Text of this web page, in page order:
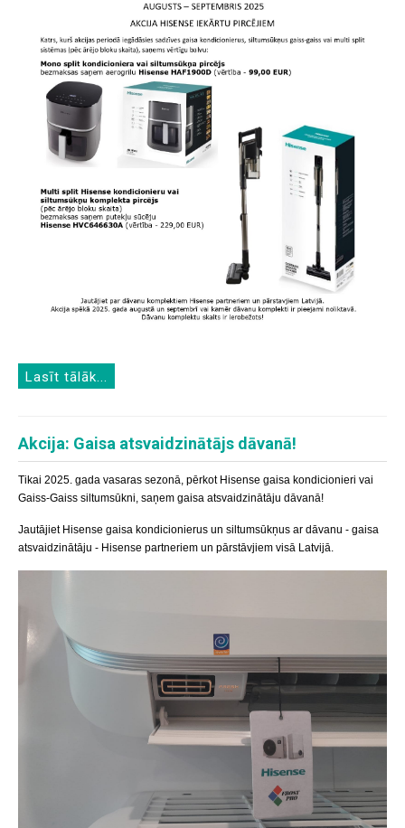
Lasīt tālāk...
Akcija: Gaisa atsvaidzinātājs dāvanā!
Tikai 2025. gada vasaras sezonā, pērkot Hisense gaisa kondicionieri vai
Gaiss-Gaiss siltumsūkni, saņem gaisa atsvaidzinātāju dāvanā!
Jautājiet Hisense gaisa kondicionierus un siltumsūkņus ar dāvanu - gaisa
atsvaidzinātāju - Hisense partneriem un pārstāvjiem visā Latvijā.